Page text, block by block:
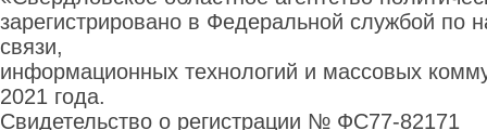
зарегистрировано в Федеральной службой по
связи,
информационных технологий и массовых
2021 года.
Свидетельство о регистрации № ФС77-82171